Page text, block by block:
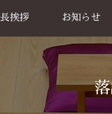
挨拶 お知らせ